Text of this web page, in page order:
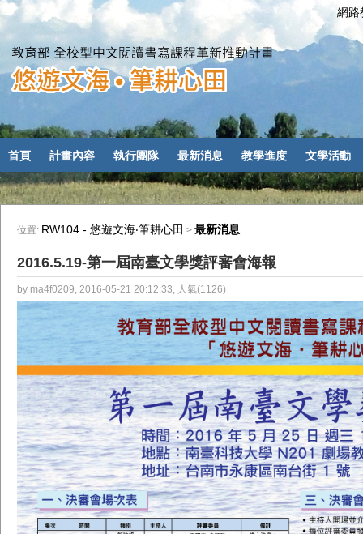
網路
首頁 計畫內容 執行團隊 最新消息 教學進度 文學活動
位置: RW104 - 悠遊文海‧筆耕心田 > 最新消息
2016.5.19-第一屆南臺文學獎評審會海報
by ma4f0209, 2016-05-21 20:12:33, 人氣(1126)